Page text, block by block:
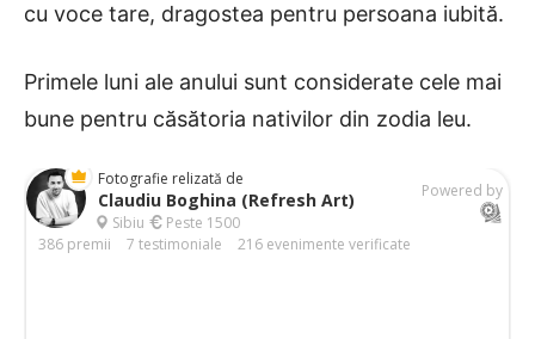
cu voce tare, dragostea pentru persoana iubită.
Primele luni ale anului sunt considerate cele mai
bune pentru căsătoria nativilor din zodia leu.